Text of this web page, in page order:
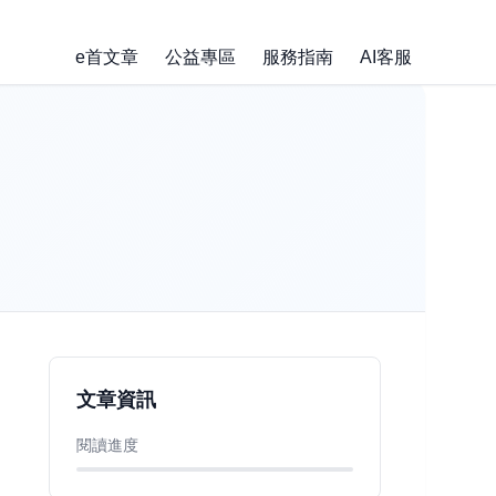
e首文章 公益專區 服務指南 AI客服
文章資訊
閱讀進度